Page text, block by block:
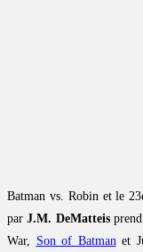
Batman vs. Robin et le
parJ.M. DeMatteisprend
War, Son of Batmanet